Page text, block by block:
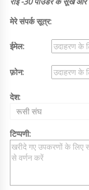
मेरे संपर्क सूत्र:
ईमेल:
फ़ोन:
देश:
रूसी संघ
टिप्पणी: